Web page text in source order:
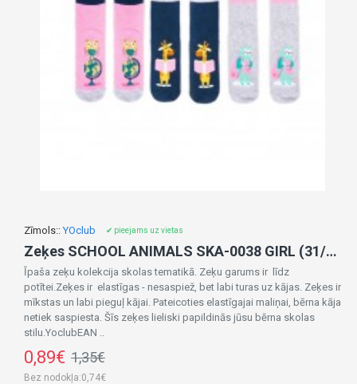
Zīmols:: YOclub ✔ pieejams uz vietas
Zeķes SCHOOL ANIMALS SKA-0038 GIRL (31/34)
Īpaša zeķu kolekcija skolas tematikā. Zeķu garums ir līdz
potītei.Zeķes ir elastīgas - nesaspiež, bet labi turas uz kājas. Zeķes ir
mīkstas un labi pieguļ kājai. Pateicoties elastīgajai maliņai, bērna kāja
netiek saspiesta. Šīs zeķes lieliski papildinās jūsu bērna skolas
stilu.YoclubEAN ..
0,89€ 1,35€
Bez nodokļa:0,74€